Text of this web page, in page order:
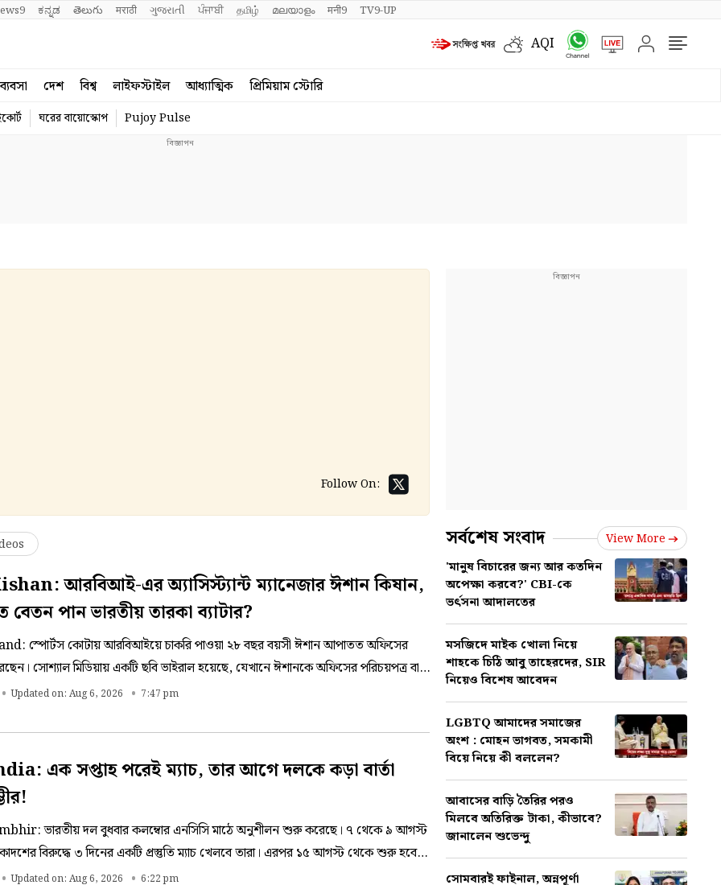
ಕನ್ನಡ తెలుగు मराठी ગુજરાતી ਪੰਜਾਬੀ தமிழ் മലയാളം मनी9 TV9-UP
AQI
ব্যবসা দেশ বিশ্ব লাইফস্টাইল আধ্যাত্মিক প্রিমিয়াম স্টোরি
ঘরের বায়োস্কোপ Pujoy Pulse
Follow On:
আরবিআই-এর অ্যাসিস্ট্যান্ট ম্যানেজার ঈশান কিষান,
পান ভারতীয় তারকা ব্যাটার?
স্পোর্টস কোটায় আরবিআইয়ে চাকরি পাওয়া ২৮ বছর বয়সী ঈশান আপাতত অফিসের
সোশ্যাল মিডিয়ায় একটি ছবি ভাইরাল হয়েছে, যেখানে ঈশানকে অফিসের পরিচয়পত্র বা
কাজ করতে দেখা গিয়েছে। ২০২১ সালে আন্তর্জাতিক ক্রিকেটে অভিষেক হওয়া ভারতের বয়ে
Updated on: Aug 6, 2026 7:47 pm
এক সপ্তাহ পরেই ম্যাচ, তার আগে দলকে কড়া বার্তা
ভারতীয় দল বুধবার কলম্বোর এনসিসি মাঠে অনুশীলন শুরু করেছে। ৭ থেকে ৯ আগস্ট
একাদশের বিরুদ্ধে ৩ দিনের একটি প্রস্তুতি ম্যাচ খেলবে তারা। এরপর ১৫ আগস্ট থেকে শুরু হবে
টেস্টটি শুরু হবে ২৩ আগস্ট, যা চলবে ২৭ আগস্ট পর্যন্ত কলম্বোতে।
Updated on: Aug 6, 2026 6:22 pm
সর্বশেষ সংবাদ View More
'মানুষ বিচারের জন্য আর কতদিন
অপেক্ষা করবে?' CBI-কে
ভর্ৎসনা আদালতের
মসজিদে মাইক খোলা নিয়ে
শাহকে চিঠি আবু তাহেরদের, SIR
নিয়েও বিশেষ আবেদন
LGBTQ আমাদের সমাজের
অংশ : মোহন ভাগবত, সমকামী
বিয়ে নিয়ে কী বললেন?
আবাসের বাড়ি তৈরির পরও
মিলবে অতিরিক্ত টাকা, কীভাবে?
জানালেন শুভেন্দু
সোমবারই ফাইনাল, অন্নপূর্ণা